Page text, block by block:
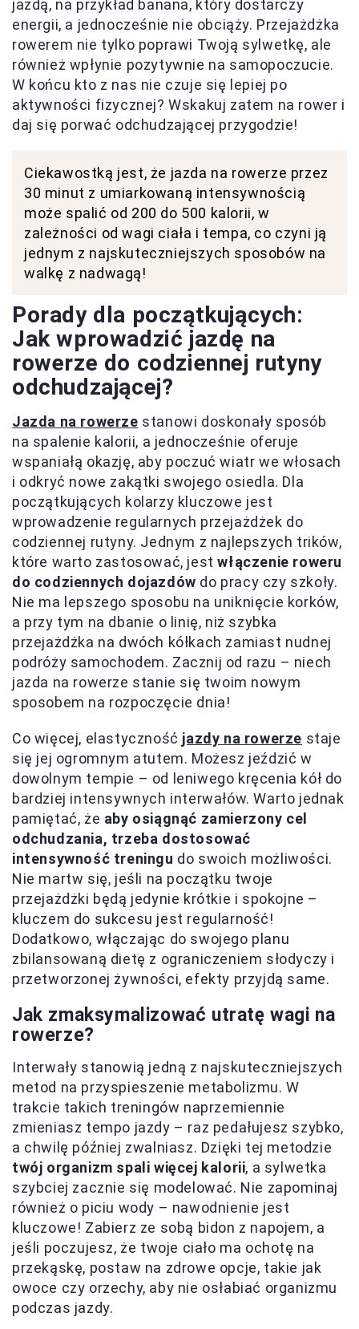
jazdą, na przykład banana, który dostarczy
energii, a jednocześnie nie obciąży. Przejażdżka
rowerem nie tylko poprawi Twoją sylwetkę, ale
również wpłynie pozytywnie na samopoczucie.
W końcu kto z nas nie czuje się lepiej po
aktywności fizycznej? Wskakuj zatem na rower i
daj się porwać odchudzającej przygodzie!
Ciekawostką jest, że jazda na rowerze przez
30 minut z umiarkowaną intensywnością
może spalić od 200 do 500 kalorii, w
zależności od wagi ciała i tempa, co czyni ją
jednym z najskuteczniejszych sposobów na
walkę z nadwagą!
Porady dla początkujących:
Jak wprowadzić jazdę na
rowerze do codziennej rutyny
odchudzającej?
Jazda na rowerze stanowi doskonały sposób
na spalenie kalorii, a jednocześnie oferuje
wspaniałą okazję, aby poczuć wiatr we włosach
i odkryć nowe zakątki swojego osiedla. Dla
początkujących kolarzy kluczowe jest
wprowadzenie regularnych przejażdżek do
codziennej rutyny. Jednym z najlepszych trików,
które warto zastosować, jestwłączenie roweru
do codziennych dojazdów do pracy czy szkoły.
Nie ma lepszego sposobu na uniknięcie korków,
a przy tym na dbanie o linię, niż szybka
przejażdżka na dwóch kółkach zamiast nudnej
podróży samochodem. Zacznij od razu – niech
jazda na rowerze stanie się twoim nowym
sposobem na rozpoczęcie dnia!
Co więcej, elastyczność jazdy na rowerze staje
się jej ogromnym atutem. Możesz jeździć w
dowolnym tempie – od leniwego kręcenia kół do
bardziej intensywnych interwałów. Warto jednak
pamiętać, że aby osiągnąć zamierzony cel
odchudzania, trzeba dostosować
intensywność treningu do swoich możliwości.
Nie martw się, jeśli na początku twoje
przejażdżki będą jedynie krótkie i spokojne –
kluczem do sukcesu jest regularność!
Dodatkowo, włączając do swojego planu
zbilansowaną dietę z ograniczeniem słodyczy i
przetworzonej żywności, efekty przyjdą same.
Jak zmaksymalizować utratę wagi na
rowerze?
Interwały stanowią jedną z najskuteczniejszych
metod na przyspieszenie metabolizmu. W
trakcie takich treningów naprzemiennie
zmieniasz tempo jazdy – raz pedałujesz szybko,
a chwilę później zwalniasz. Dzięki tej metodzie
twój organizm spali więcej kalorii, a sylwetka
szybciej zacznie się modelować. Nie zapominaj
również o piciu wody – nawodnienie jest
kluczowe! Zabierz ze sobą bidon z napojem, a
jeśli poczujesz, że twoje ciało ma ochotę na
przekąskę, postaw na zdrowe opcje, takie jak
owoce czy orzechy, aby nie osłabiać organizmu
podczas jazdy.